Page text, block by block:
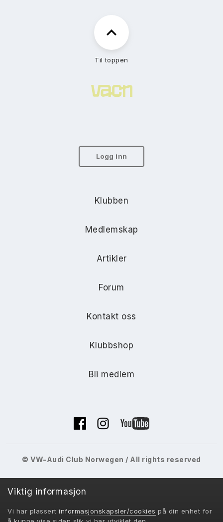
Til toppen
Logg inn
Klubben
Medlemskap
Artikler
Forum
Kontakt oss
Klubbshop
Bli medlem
© VW-Audi Club Norwegen / All rights reserved
VACN 2018-
Viktig informasjon
Vi har plassert informasjonskapsler/cookies på din enhet for